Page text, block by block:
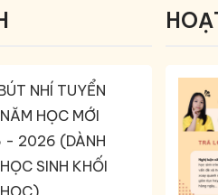
NHÍ TUYỂN
HỌC MỚI
- 2026 (DÀNH
SINH KHỐI